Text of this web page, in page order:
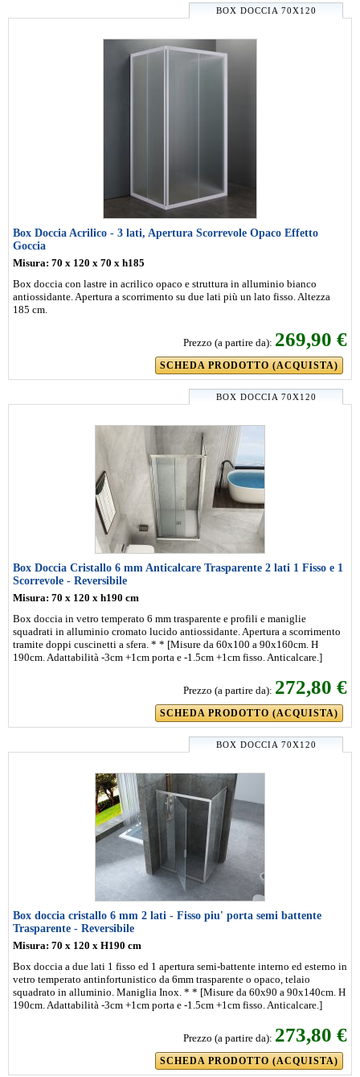
BOX DOCCIA 70X120
Box Doccia Acrilico - 3 lati, Apertura Scorrevole Opaco Effetto
Goccia
Misura: 70 x 120 x 70 x h185
Box doccia con lastre in acrilico opaco e struttura in alluminio bianco
antiossidante. Apertura a scorrimento su due lati più un lato fisso. Altezza
185 cm.
Prezzo (a partire da): 269,90 €
SCHEDA PRODOTTO (ACQUISTA)
BOX DOCCIA 70X120
Box Doccia Cristallo 6 mm Anticalcare Trasparente 2 lati 1 Fisso e 1
Scorrevole - Reversibile
Misura: 70 x 120 x h190 cm
Box doccia in vetro temperato 6 mm trasparente e profili e maniglie
squadrati in alluminio cromato lucido antiossidante. Apertura a scorrimento
tramite doppi cuscinetti a sfera. * * [Misure da 60x100 a 90x160cm. H
190cm. Adattabilità -3cm +1cm porta e -1.5cm +1cm fisso. Anticalcare.]
Prezzo (a partire da): 272,80 €
SCHEDA PRODOTTO (ACQUISTA)
BOX DOCCIA 70X120
Box doccia cristallo 6 mm 2 lati - Fisso piu' porta semi battente
Trasparente - Reversibile
Misura: 70 x 120 x H190 cm
Box doccia a due lati 1 fisso ed 1 apertura semi-battente interno ed esterno in
vetro temperato antinfortunistico da 6mm trasparente o opaco, telaio
squadrato in alluminio. Maniglia Inox. * * [Misure da 60x90 a 90x140cm. H
190cm. Adattabilità -3cm +1cm porta e -1.5cm +1cm fisso. Anticalcare.]
Prezzo (a partire da): 273,80 €
SCHEDA PRODOTTO (ACQUISTA)